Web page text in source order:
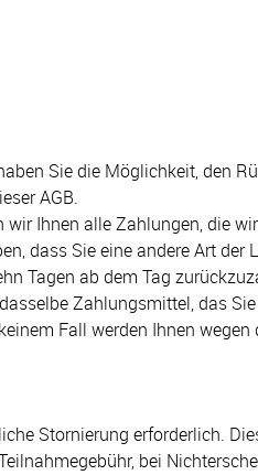
Sie die Möglichkeit, den
AGB.
wir Ihnen alle Zahlungen, die
dass Sie eine andere Art
Tagen ab dem Tag
Zahlungsmittel, das
Fall werden Ihnen
Stornierung erforderlich.
bei